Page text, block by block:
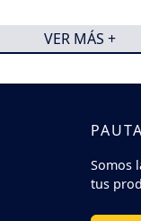
VER MÁS +
Somos
tus